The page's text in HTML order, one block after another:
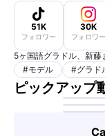
51K
フォロワー
30K
フォロワー
5ヶ国語グラドル、新藤
#モデル #グラド
ピックアップ